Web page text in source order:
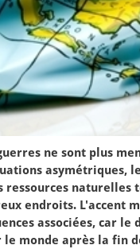
ne sont plus
asymétriques,
endroits. L'accent
associées, car
monde après la fin